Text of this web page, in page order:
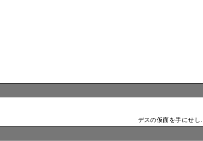
デスの仮面を手にせし..